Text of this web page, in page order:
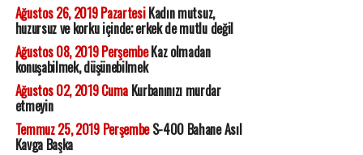
Ağustos 26, 2019 PazartesiKadın mutsuz,
huzursuz ve korku içinde; erkek de mutlu değil
Ağustos 08, 2019 PerşembeKaz olmadan
konuşabilmek, düşünebilmek
Ağustos 02, 2019 CumaKurbanınızı murdar
etmeyin
Temmuz 25, 2019 PerşembeS-400 Bahane Asıl
Kavga Başka